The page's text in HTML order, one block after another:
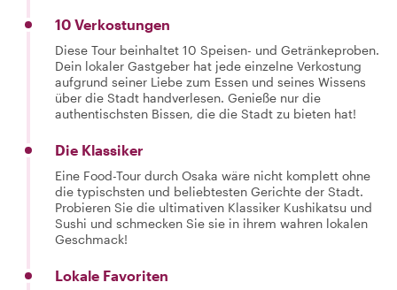
10 Verkostungen
Diese Tour beinhaltet 10 Speisen- und Getränkeproben.
Dein lokaler Gastgeber hat jede einzelne Verkostung
aufgrund seiner Liebe zum Essen und seines Wissens
über die Stadt handverlesen. Genieße nur die
authentischsten Bissen, die die Stadt zu bieten hat!
Die Klassiker
Eine Food-Tour durch Osaka wäre nicht komplett ohne
die typischsten und beliebtesten Gerichte der Stadt.
Probieren Sie die ultimativen Klassiker Kushikatsu und
Sushi und schmecken Sie sie in ihrem wahren lokalen
Geschmack!
Lokale Favoriten